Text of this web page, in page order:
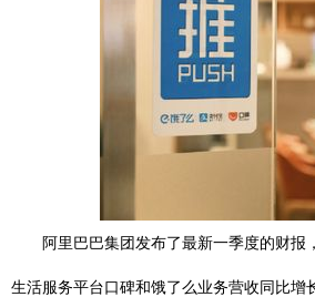
阿里巴巴集团发布了最新一季度的财报
生活服务平台口碑和饿了么业务营收同比增